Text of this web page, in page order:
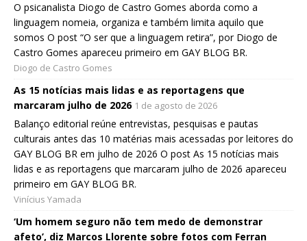
O psicanalista Diogo de Castro Gomes aborda como a
linguagem nomeia, organiza e também limita aquilo que
somos O post “O ser que a linguagem retira”, por Diogo de
Castro Gomes apareceu primeiro em GAY BLOG BR.
Diogo de Castro Gomes
As 15 notícias mais lidas e as reportagens que
marcaram julho de 2026 1 de agosto de 2026
Balanço editorial reúne entrevistas, pesquisas e pautas
culturais antes das 10 matérias mais acessadas por leitores do
GAY BLOG BR em julho de 2026 O post As 15 notícias mais
lidas e as reportagens que marcaram julho de 2026 apareceu
primeiro em GAY BLOG BR.
Vinícius Yamada
‘Um homem seguro não tem medo de demonstrar
afeto’, diz Marcos Llorente sobre fotos com Ferran